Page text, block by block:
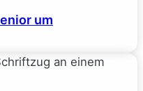
um